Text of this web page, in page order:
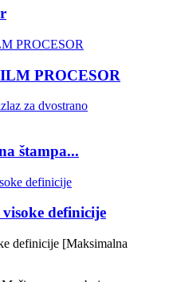
PROCESOR
štampa...
definicije
definicije [Maksimalna